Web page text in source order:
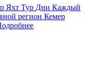
Яхт Тур Дни Каждый
регион Кемер